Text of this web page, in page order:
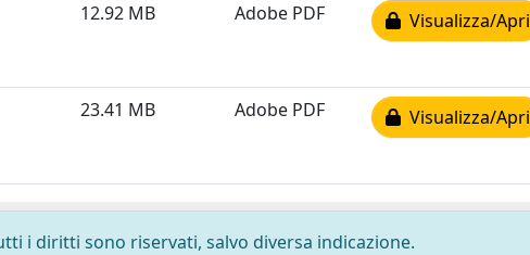
12.92 MB Adobe PDF Visualizza/Apri
23.41 MB Adobe PDF Visualizza/Apri
i diritti sono riservati, salvo diversa indicazione.